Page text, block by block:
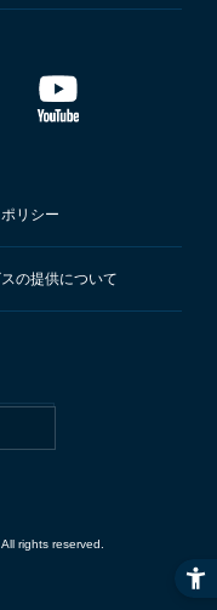
リシー
の提供について
rights reserved.